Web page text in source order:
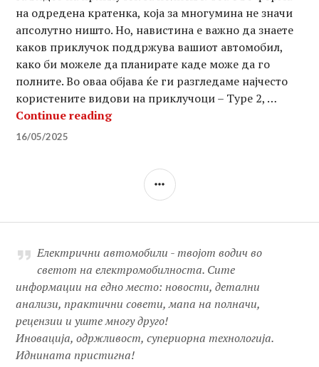
на одредена кратенка, која за многумина не значи
апсолутно ништо. Но, навистина е важно да знаете
каков приклучок поддржува вашиот автомобил,
како би можеле да планирате каде може да го
полните. Во оваа објава ќе ги разгледаме најчесто
користените видови на приклучоци – Type 2, …
Continue readingВодич за приклучоци за полнење
16/05/2025
SIDEBAR
Електрични автомобили - твојот водич во
светот на електромобилноста. Сите
информации на едно место: новости, детални
анализи, практични совети, мапа на полначи,
рецензии и уште многу друго!
Иновација, одржливост, супериорна технологија.
Иднината пристигна!